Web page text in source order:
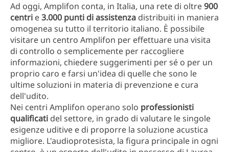
Ad oggi, Amplifon conta, in Italia, una rete di oltre900
centri e3.000 punti di assistenza distribuiti in maniera
omogenea su tutto il territorio italiano. È possibile
visitare un centro Amplifon per effettuare una visita
di controllo o semplicemente per raccogliere
informazioni, chiedere suggerimenti per sé o per un
proprio caro e farsi un'idea di quelle che sono le
ultime soluzioni in materia di prevenzione e cura
dell'udito.
Nei centri Amplifon operano solo professionisti
qualificati del settore, in grado di valutare le singole
esigenze uditive e di proporre la soluzione acustica
migliore. L'audioprotesista, la figura principale in ogni